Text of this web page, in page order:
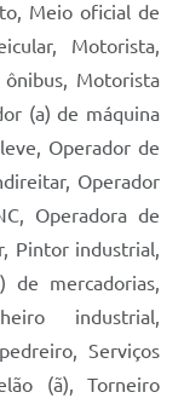
Meio oficial de
Motorista,
Motorista
(a) de máquina
Operador de
Operador
Operadora de
Pintor industrial,
de mercadorias,
industrial,
Serviços
(ã), Torneiro